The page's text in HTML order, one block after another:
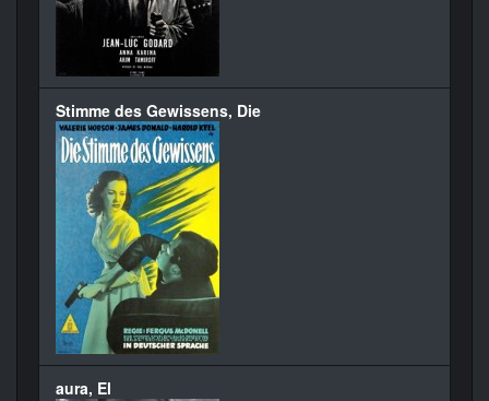
Stimme des Gewissens, Die
aura, El